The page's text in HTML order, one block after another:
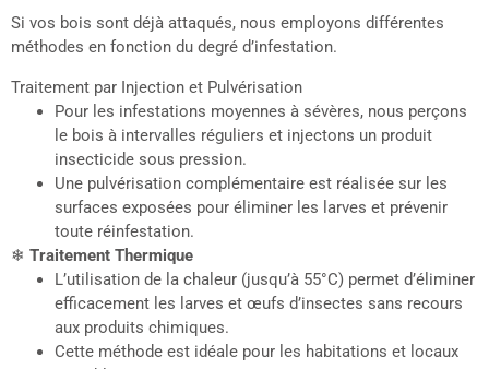
Si vos bois sont déjà attaqués, nous employons différentes
méthodes en fonction du degré d’infestation.
Traitement par Injection et Pulvérisation
Pour les infestations moyennes à sévères, nous perçons
le bois à intervalles réguliers et injectons un produit
insecticide sous pression.
Une pulvérisation complémentaire est réalisée sur les
surfaces exposées pour éliminer les larves et prévenir
toute réinfestation.
❄ Traitement Thermique
L’utilisation de la chaleur (jusqu’à 55°C) permet d’éliminer
efficacement les larves et œufs d’insectes sans recours
aux produits chimiques.
Cette méthode est idéale pour les habitations et locaux